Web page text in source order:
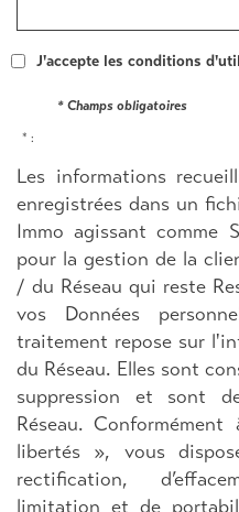
J'accepte les conditions
* Champs obligatoires
* :
Les informations
enregistrées dans un
Immo agissant comme
pour la gestion de la
/ du Réseau qui reste
vos Données
traitement repose sur
du Réseau. Elles sont
suppression et sont
Réseau.
libertés », vous
rectification,
limitation et de